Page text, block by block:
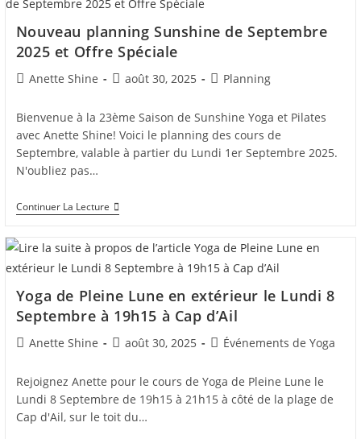
France,
Et
Corse
Nouveau planning Sunshine de Septembre
2025 et Offre Spéciale
Auteur/autrice
la
publication :
Anette Shine
Postaoût 30, 2025
PostPlanning
Bienvenue à la 23ème Saison de Sunshine Yoga et Pilates
avec Anette Shine! Voici le planning des cours de
Septembre, valable à partier du Lundi 1er Septembre 2025.
N'oubliez pas…
Continuer La LectureNouveau
Planning
De
Septembre
2025
Offre
Spéciale
Yoga de Pleine Lune en extérieur le Lundi 8
Septembre à 19h15 à Cap d’Ail
Auteur/autrice
la
publication :
Anette Shine
Postaoût 30, 2025
PostÉvénements de Yoga
Rejoignez Anette pour le cours de Yoga de Pleine Lune le
Lundi 8 Septembre de 19h15 à 21h15 à côté de la plage de
Cap d'Ail, sur le toit du…